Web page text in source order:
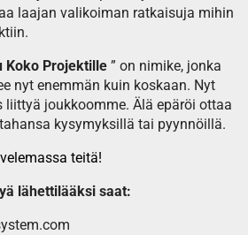
laajan valikoiman ratkaisuja mihin
Koko Projektille ” on nimike, jonka
nyt enemmän kuin koskaan. Nyt
joukkoomme. Älä epäröi ottaa
kysymyksillä tai pyynnöillä.
teitä!
ä l ähettil ääksi saat: